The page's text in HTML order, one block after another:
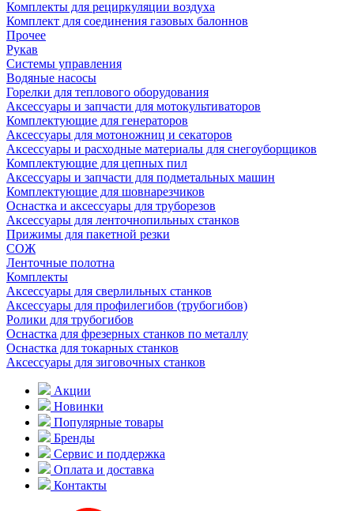
Комплекты для рециркуляции воздуха
Комплект для соединения газовых балоннов
Прочее
Рукав
Системы управления
Водяные насосы
Горелки для теплового оборудования
Аксессуары и запчасти для мотокультиваторов
Комплектующие для генераторов
Аксессуары для мотоножниц и секаторов
Аксессуары и расходные материалы для снегоуборщиков
Комплектующие для цепных пил
Аксессуары и запчасти для подметальных машин
Комплектующие для шовнарезчиков
Оснастка и аксессуары для труборезов
Аксессуары для ленточнопильных станков
Прижимы для пакетной резки
СОЖ
Ленточные полотна
Комплекты
Аксессуары для сверлильных станков
Аксессуары для профилегибов (трубогибов)
Ролики для трубогибов
Оснастка для фрезерных станков по металлу
Оснастка для токарных станков
Аксессуары для зиговочных станков
Акции
Новинки
Популярные товары
Бренды
Сервис и поддержка
Оплата и доставка
Контакты